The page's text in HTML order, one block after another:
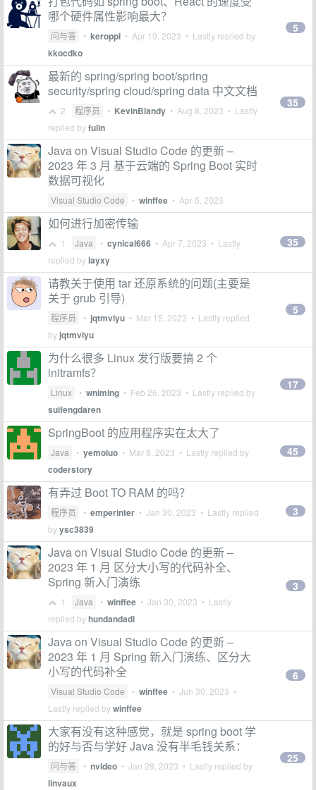
哪个硬件属性影响最大？
问与答 • keroppi • Apr 19, 2023 • Lastly replied by
kkocdko
5
最新的 spring/spring boot/spring
security/spring cloud/spring data 中文文档
2 程序员 • KevinBlandy • Aug 8, 2023 • Lastly
replied byfulin
35
Java on Visual Studio Code 的更新 –
2023 年 3 月 基于云端的 Spring Boot 实时
数据可视化
Visual Studio Code • winffee • Apr 5, 2023
如何进行加密传输
1 Java • cynical666 • Apr 7, 2023 • Lastly
replied bylayxy
35
请教关于使用 tar 还原系统的问题(主要是
关于 grub 引导)
程序员 • jqtmviyu • Mar 15, 2023 • Lastly replied
by jqtmviyu
5
为什么很多 Linux 发行版要搞 2 个
initramfs？
Linux • wniming • Feb 26, 2023 • Lastly replied by
suifengdaren
17
SpringBoot 的应用程序实在太大了
Java • yemoluo • Mar 8, 2023 • Lastly replied by
coderstory
45
有弄过 Boot TO RAM 的吗？
程序员 • emperinter • Jan 30, 2023 • Lastly replied
byysc3839
3
Java on Visual Studio Code 的更新 –
2023 年 1 月 区分大小写的代码补全、
Spring 新入门演练
1 Java • winffee • Jan 30, 2023 • Lastly
replied byhundandadi
3
Java on Visual Studio Code 的更新 –
2023 年 1 月 Spring 新入门演练、区分大
小写的代码补全
Visual Studio Code • winffee • Jun 30, 2023 •
Lastly replied bywinffee
6
大家有没有这种感觉，就是 spring boot 学
的好与否与学好 Java 没有半毛钱关系：
问与答 • nvideo • Jan 28, 2023 • Lastly replied by
linvaux
25